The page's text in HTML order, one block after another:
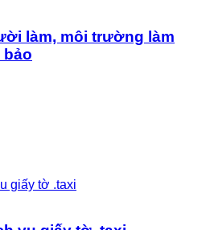
làm, môi trường làm